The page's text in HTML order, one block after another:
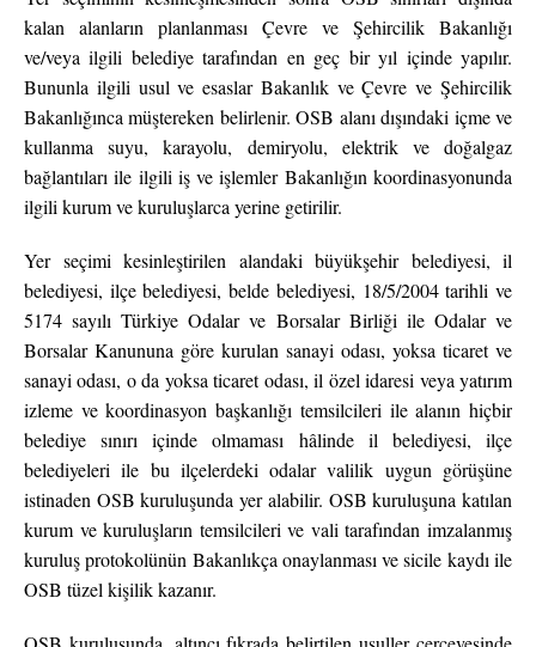
kalan alanların planlanması Çevre ve Şehircilik Bakanlığı
ve/veya ilgili belediye tarafından en geç bir yıl içinde yapılır.
Bununla ilgili usul ve esaslar Bakanlık ve Çevre ve Şehircilik
Bakanlığınca müştereken belirlenir. OSB alanı dışındaki içme ve
kullanma suyu, karayolu, demiryolu, elektrik ve doğalgaz
bağlantıları ile ilgili iş ve işlemler Bakanlığın koordinasyonunda
ilgili kurum ve kuruluşlarca yerine getirilir.
Yer seçimi kesinleştirilen alandaki büyükşehir belediyesi, il
belediyesi, ilçe belediyesi, belde belediyesi, 18/5/2004 tarihli ve
5174 sayılı Türkiye Odalar ve Borsalar Birliği ile Odalar ve
Borsalar Kanununa göre kurulan sanayi odası, yoksa ticaret ve
sanayi odası, o da yoksa ticaret odası, il özel idaresi veya yatırım
izleme ve koordinasyon başkanlığı temsilcileri ile alanın hiçbir
belediye sınırı içinde olmaması hâlinde il belediyesi, ilçe
belediyeleri ile bu ilçelerdeki odalar valilik uygun görüşüne
istinaden OSB kuruluşunda yer alabilir. OSB kuruluşuna katılan
kurum ve kuruluşların temsilcileri ve vali tarafından imzalanmış
kuruluş protokolünün Bakanlıkça onaylanması ve sicile kaydı ile
OSB tüzel kişilik kazanır.